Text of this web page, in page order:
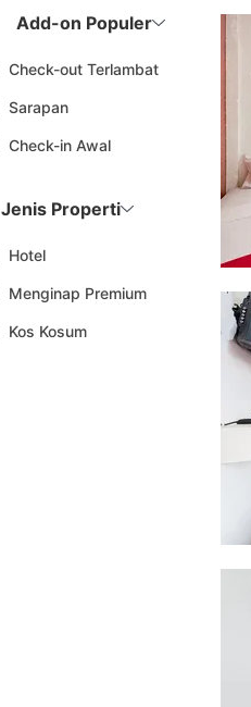
Add-on Populer
Check-out Terlambat
Sarapan
Check-in Awal
Jenis Properti
Hotel
Menginap Premium
Kos Kosum